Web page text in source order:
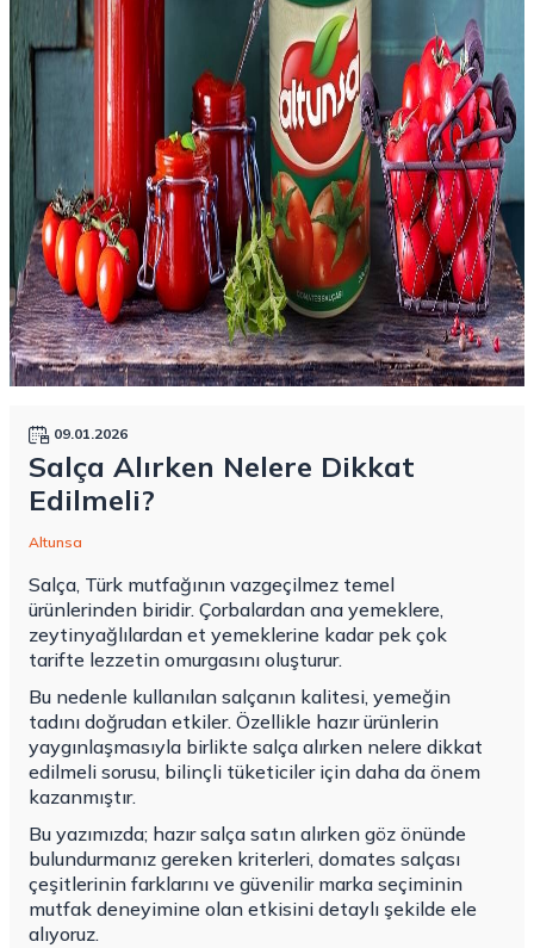
09.01.2026
Salça Alırken Nelere Dikkat
Edilmeli?
Altunsa
Salça, Türk mutfağının vazgeçilmez temel
ürünlerinden biridir. Çorbalardan ana yemeklere,
zeytinyağlılardan et yemeklerine kadar pek çok
tarifte lezzetin omurgasını oluşturur.
Bu nedenle kullanılan salçanın kalitesi, yemeğin
tadını doğrudan etkiler. Özellikle hazır ürünlerin
yaygınlaşmasıyla birlikte salça alırken nelere dikkat
edilmeli sorusu, bilinçli tüketiciler için daha da önem
kazanmıştır.
Bu yazımızda; hazır salça satın alırken göz önünde
bulundurmanız gereken kriterleri, domates salçası
çeşitlerinin farklarını ve güvenilir marka seçiminin
mutfak deneyimine olan etkisini detaylı şekilde ele
alıyoruz.